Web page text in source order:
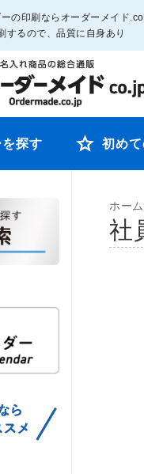
の印刷ならオーダーメイド
するので、品質に自身あり
探す 初め
ホーム
社